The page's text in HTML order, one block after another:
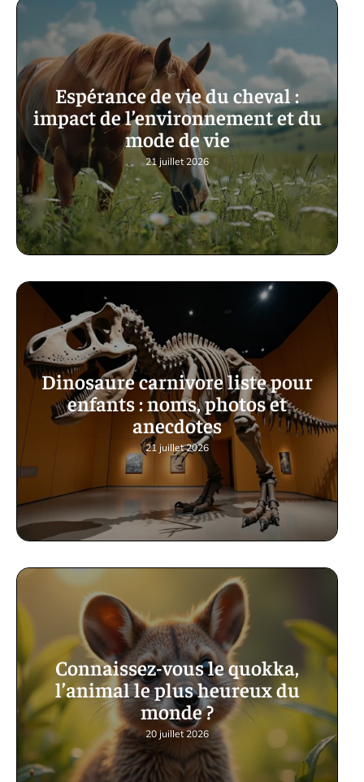
Espérance de vie du cheval :
impact de l’environnement et du
mode de vie
21 juillet 2026
Dinosaure carnivore liste pour
enfants : noms, photos et
anecdotes
21 juillet 2026
Connaissez-vous le quokka,
l’animal le plus heureux du
monde ?
20 juillet 2026